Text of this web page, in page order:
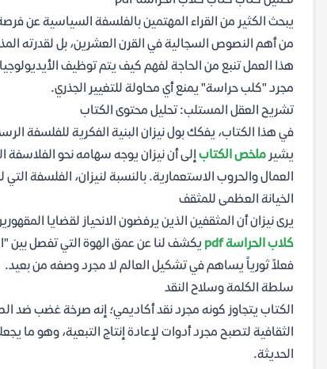
يبحث الكثير من القراء المهتمين بالفلسفة السياسية عن
من أهم النصوص السجالية في القرن العشرين، بل لقدرته
هذا العمل تنبع من الحاجة لفهم كيف يتم توظيف
مجرد "كلب حراسة" يمنع أي محاولة للتغيير الجذري.
تشريح العقل المستلب: تحليل محتوى الكتاب
في هذا الكتاب، يفكك بول نيزان البنية الفكرية للفلسفة
يشير ملخص الكتاب إلى أن نيزان يوجه سهامه نحو الفلاسفة
العمال والحروب الاستعمارية. بالنسبة لنيزان، الفلسفة
الخيانة العظمى للمثقف
يرى نيزان أن المثقفين الذين يرفضون الانحياز لقضايا
كلاب الحراسة pdf
يكشف لنا عن عمق الهوة التي تفصل بين
فعلاً ثورياً يساهم في تشكيل العالم لا مجرد وصفه من بعيد.
سلطة الكلمة وسلاح النقد
الكتاب يتجاوز كونه مجرد نقد أكاديمي؛ إنه صرخة غضب ضد
الثقافية لتصبح مجرد أدوات لإعادة إنتاج التبعية، وهو ما
الحديثة.